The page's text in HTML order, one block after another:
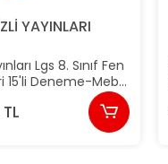
YAYINLARI
Lgs 8. Sınıf Fen
15'li Deneme-Meb